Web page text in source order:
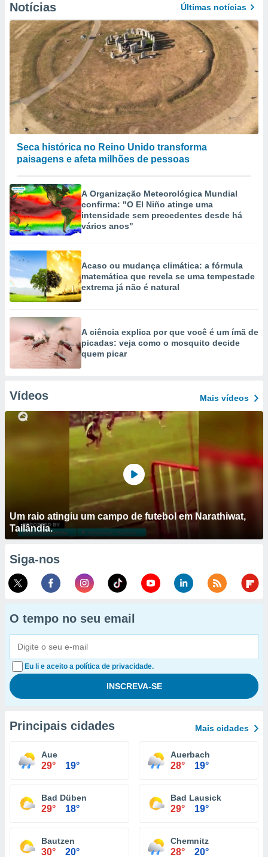
Notícias Últimas notícias
Seca histórica no Reino Unido transforma
paisagens e afeta milhões de pessoas
A Organização Meteorológica Mundial
confirma: "O El Niño atinge uma
intensidade sem precedentes desde há
vários anos"
Acaso ou mudança climática: a fórmula
matemática que revela se uma tempestade
extrema já não é natural
A ciência explica por que você é um ímã de
picadas: veja como o mosquito decide
quem picar
Vídeos Mais vídeos
Um raio atingiu um campo de futebol em Narathiwat,
Tailândia.
Siga-nos
O tempo no seu email
Eu li e aceito a política de privacidade.
Principais cidades Mais cidades
Aue
29° 19°
Auerbach
28° 19°
Bad Düben
29° 18°
Bad Lausick
29° 19°
Bautzen
30° 20°
Chemnitz
28° 20°